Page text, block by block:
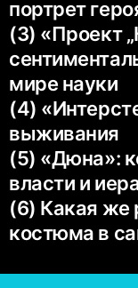
портрет
(3) «Проект
мире науки
(4)
выживания
(5) «Дюна»:
власти и
(6) Какая же
костюма в